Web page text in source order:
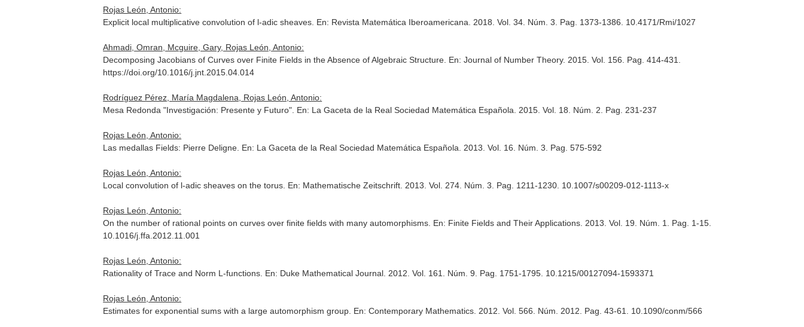
Rojas León, Antonio:
Explicit local multiplicative convolution of l-adic sheaves. En: Revista Matemática Iberoamericana . 2018. Vol. 34. Núm. 3. Pag. 1373-1386. 10.4171/Rmi/1027
Ahmadi, Omran, Mcguire, Gary, Rojas León, Antonio:
Decomposing Jacobians of Curves over Finite Fields in the Absence of Algebraic Structure. En: Journal of Number Theory. 2015. Vol. 156. Pag. 414-431.
https://doi.org/10.1016/j.jnt.2015.04.014
Rodríguez Pérez, María Magdalena, Rojas León, Antonio:
Mesa Redonda "Investigación: Presente y Futuro". En: La Gaceta de la Real Sociedad Matemática Española . 2015. Vol. 18. Núm. 2. Pag. 231-237
Rojas León, Antonio:
Las medallas Fields: Pierre Deligne. En: La Gaceta de la Real Sociedad Matemática Española . 2013. Vol. 16. Núm. 3. Pag. 575-592
Rojas León, Antonio:
Local convolution of l-adic sheaves on the torus. En: Mathematische Zeitschrift . 2013. Vol. 274. Núm. 3. Pag. 1211-1230. 10.1007/s00209-012-1113-x
Rojas León, Antonio:
On the number of rational points on curves over finite fields with many automorphisms. En: Finite Fields and Their Applications . 2013. Vol. 19. Núm. 1. Pag. 1-15.
10.1016/j.ffa.2012.11.001
Rojas León, Antonio:
Rationality of Trace and Norm L-functions. En: Duke Mathematical Journal . 2012. Vol. 161. Núm. 9. Pag. 1751-1795. 10.1215/00127094-1593371
Rojas León, Antonio:
Estimates for exponential sums with a large automorphism group. En: Contemporary Mathematics . 2012. Vol. 566. Núm. 2012. Pag. 43-61. 10.1090/conm/566